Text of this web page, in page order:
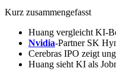
Kurz zusammengefasst
Huang vergleicht KI-
Nvidia-Partner SK
Cerebras IPO zeigt
Huang sieht KI als